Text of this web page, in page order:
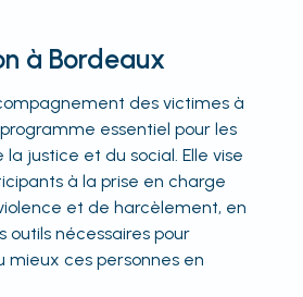
à Bordeaux
des victimes à
essentiel pour les
la justice et du social. Elle vise
à la prise en charge
et de harcèlement, en
outils nécessaires pour
ces personnes en